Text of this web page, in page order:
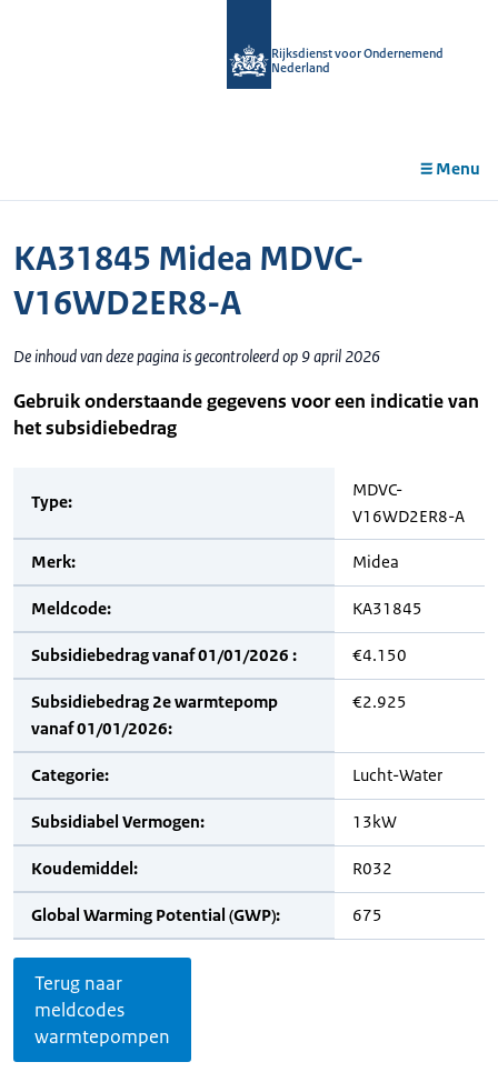
Rijksdienst voor Ondernemend
Nederland
Menu
KA31845 Midea MDVC-
V16WD2ER8-A
De inhoud van deze pagina is gecontroleerd op 9 april 2026
Gebruik onderstaande gegevens voor een indicatie van
het subsidiebedrag
Type:
MDVC-
V16WD2ER8-A
Merk: Midea
Meldcode: KA31845
Subsidiebedrag vanaf 01/01/2026 : €4.150
Subsidiebedrag 2e warmtepomp
vanaf 01/01/2026:
€2.925
Categorie: Lucht-Water
Subsidiabel Vermogen: 13kW
Koudemiddel: R032
Global Warming Potential (GWP): 675
Terug naar
meldcodes
warmtepompen